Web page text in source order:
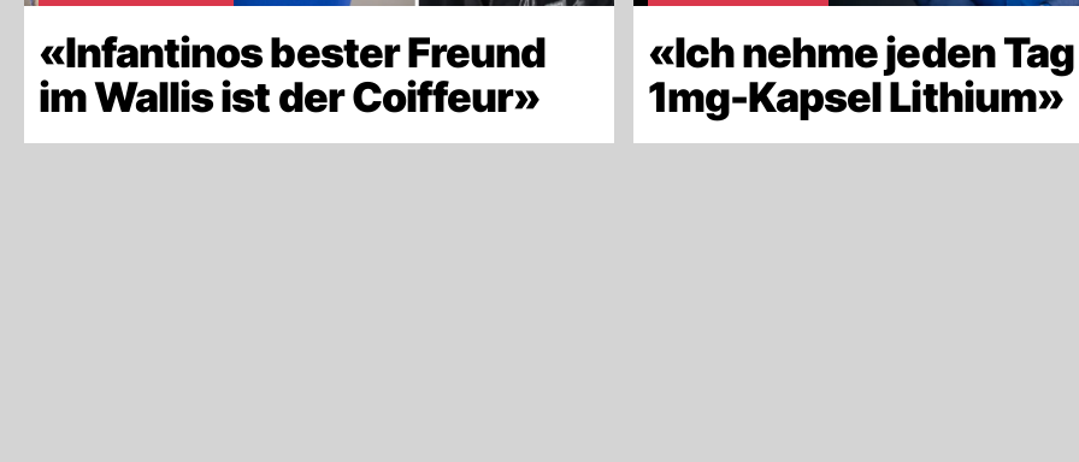
«Infantinos bester Freund
im Wallis ist der Coiffeur»
«Ich nehme jeden
1mg-Kapsel Lithium»